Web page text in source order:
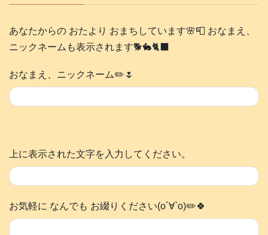
あなたからの おたより おまちしています🌸📮 おなまえ、
ニックネームも表示されます🐕️🐇🐈‍⬛
おなまえ、ニックネーム✏️🌷
上に表示された文字を入力してください。
お気軽に なんでも お綴りください(о´∀`о)✏️🍀